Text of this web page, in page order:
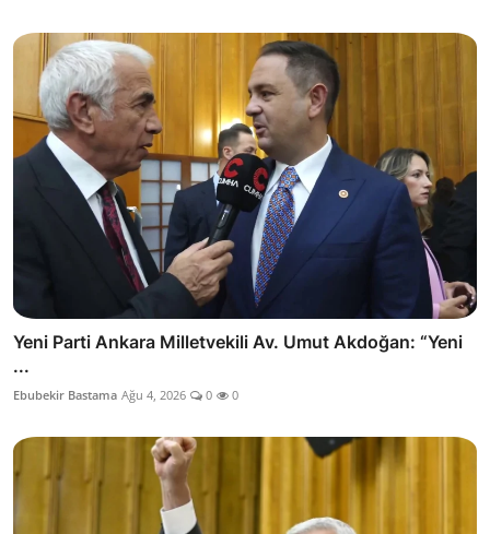
Yeni Parti Ankara Milletvekili Av. Umut Akdoğan: “Yeni
...
Ebubekir Bastama Ağu 4, 2026 0 0